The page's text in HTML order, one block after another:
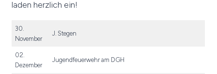
laden herzlich ein!
30.
November
J. Stegen
02.
Dezember
Jugendfeuerwehr am DGH